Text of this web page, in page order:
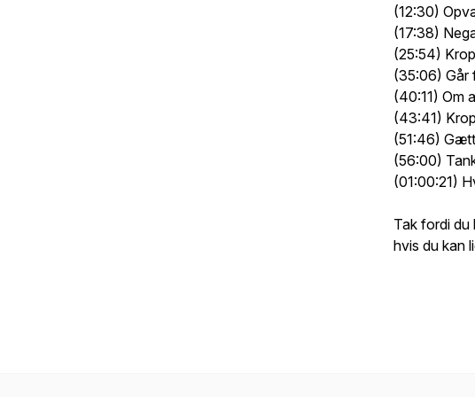
(12:30)
(17:38)
(25:54)
(35:06) Går
(40:11) Om
(43:41)
(51:46)
(56:00)
(01:00:21)
Tak fordi du
hvis du kan